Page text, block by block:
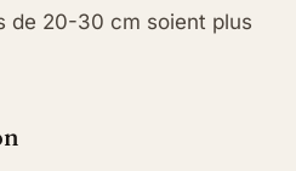
de 20-30 cm soient plus